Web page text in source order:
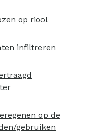
op riool
infiltreren
op de
gebruiken